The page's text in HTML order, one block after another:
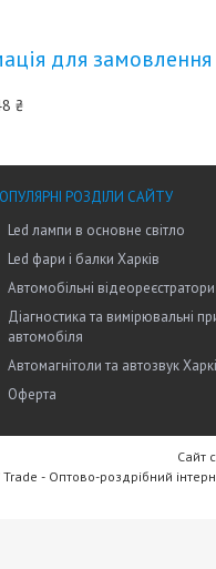
для замовлення
₴
РОЗДІЛИ САЙТУ
Led лампи в основне світло
Led фари і балки Харків
Автомобільні
Діагностика та вимірювальні
автомобіля
Автомагнітоли та автозвук
Оферта
Сайт